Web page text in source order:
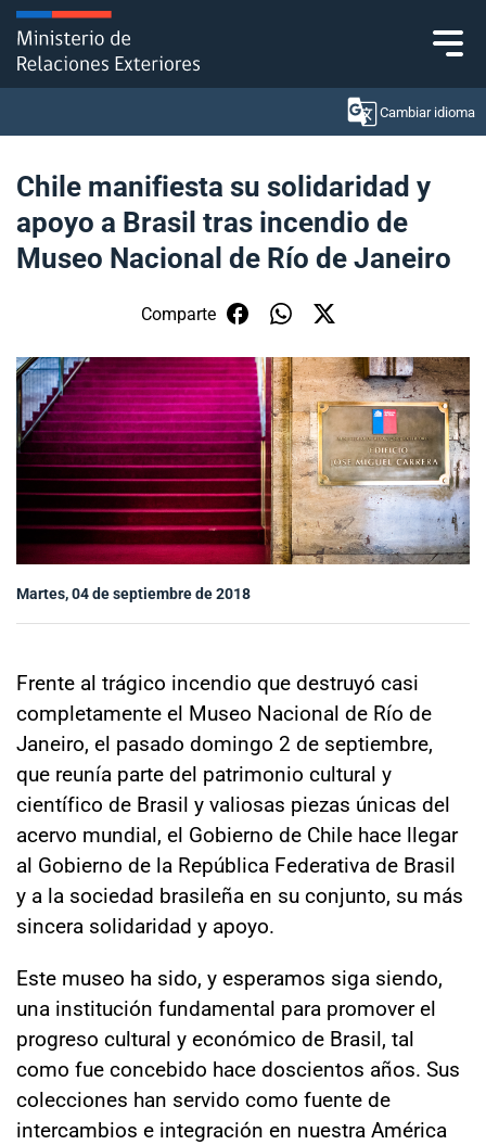
Click acá para ir directamente al contenido
Cambiar idioma
Ministerio
Política Exterior
Embajadas y consulados
Servicios ciudadanos
Subsecretaría de Relaciones Económicas
Internacionales
Sala de prensa
modo claro
Chile manifiesta su solidaridad y
apoyo a Brasil tras incendio de
Museo Nacional de Río de Janeiro
Comparte
Martes, 04 de septiembre de 2018
Frente al trágico incendio que destruyó casi
completamente el Museo Nacional de Río de
Janeiro, el pasado domingo 2 de septiembre,
que reunía parte del patrimonio cultural y
científico de Brasil y valiosas piezas únicas del
acervo mundial, el Gobierno de Chile hace llegar
al Gobierno de la República Federativa de Brasil
y a la sociedad brasileña en su conjunto, su más
sincera solidaridad y apoyo.
Este museo ha sido, y esperamos siga siendo,
una institución fundamental para promover el
progreso cultural y económico de Brasil, tal
como fue concebido hace doscientos años. Sus
colecciones han servido como fuente de
intercambios e integración en nuestra América